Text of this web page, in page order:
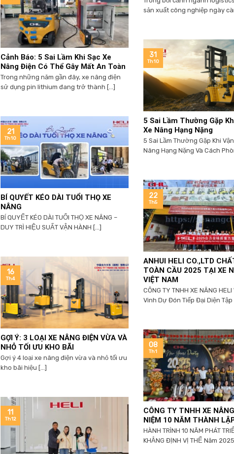
sản xuất công nghiệp ngày
Cảnh Báo: 5 Sai Lầm Khi Sạc Xe
Nâng Điện Có Thể Gây Mất An Toàn
Trong những năm gần đây, xe nâng điện
sử dụng pin lithium đang trở thành [...]
5 Sai Lầm Thường Gặp
Xe Nâng Hạng Nặng
5 Sai Lầm Thường Gặp Khi
Nâng Hạng Nặng Và Cách
31
Th10
BÍ QUYẾT KÉO DÀI TUỔI THỌ XE
NÂNG
BÍ QUYẾT KÉO DÀI TUỔI THỌ XE NÂNG –
DUY TRÌ HIỆU SUẤT VẬN HÀNH [...]
21
Th10
ANHUI HELI CO.,LTD
TOÀN CẦU 2025 TẠI XE
VIỆT NAM
CÔNG TY TNHH XE NÂNG
Vinh Dự Đón Tiếp Đại Diện Tập
22
Th5
GỢI Ý: 3 LOẠI XE NÂNG ĐIỆN VỪA VÀ
NHỎ TỐI ƯU KHO BÃI
Gợi ý 4 loại xe nâng điện vừa và nhỏ tối ưu
kho bãi hiệu [...]
16
Th4
CÔNG TY TNHH XE
NIỆM 10 NĂM THÀNH
HÀNH TRÌNH 10 NĂM PHÁT
KHẲNG ĐỊNH VỊ THẾ Năm
08
Th1
11
Th12